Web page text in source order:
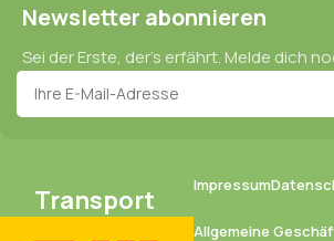
Newsletter abonnieren
Sei der Erste, der’s erfährt. Melde dich
Transport Impressum
Allgemeine